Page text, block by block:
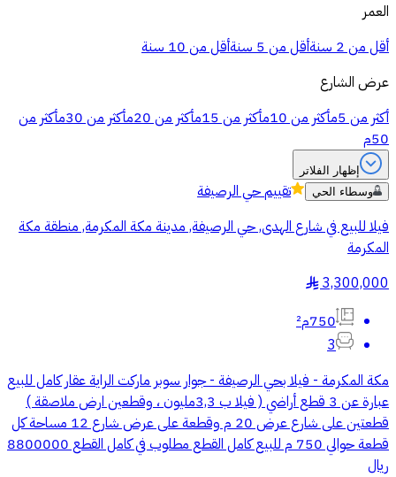
العمر
أقل من 2 سنة
أقل من 5 سنة
أقل من 10 سنة
عرض الشارع
أكثر من 5م
أكثر من 10م أكثر من 15م أكثر من 20م أكثر من 30م
أكثر من
50م
إظهار الفلاتر
وسطاء الحي
تقييمحي الرصيفة
فيلا للبيع في شارع الهدى, حي الرصيفة, مدينة مكة المكرمة, منطقة مكة
المكرمة
3,300,000
§
750م²
3
مكة المكرمة - فيلا بحي الرصيفة - جوار سوبر ماركت الراية عقار كامل للبيع
عبارة عن 3 قطع أراضي ( فيلا ب 3,3مليون ، وقطعين ارض ملاصقة )
قطعتين على شارع عرض 20 م وقطعة على عرض شارع 12 مساحة كل
قطعة حوالي 750 م للبيع كامل القطع مطلوب في كامل القطع 8800000
ريال